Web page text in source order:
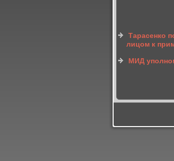
Тарасенко
лицом к
МИД